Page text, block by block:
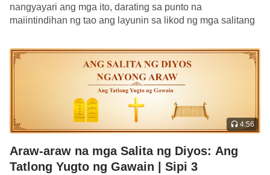
ng Diyos, at hindi tayo tatanggap ng masama?”
talagang hindi sila natitinag, o hindi nagbabago ang
ang pagiging matuwid ni Job ayon sa kanyang mga
salita. Ang pangunahing impresyon na ibinibigay ni
Job sa mga tao sa panahon ng kanyang paghihirap
sa mga pagsubok ay ang hindi siya natakot o
nagyabang. Hindi nakikita ng mga tao ang mga
kuwento sa likod ng kanyang pag-uugali na
nagmula sa kaibuturan ng kanyang puso, at hindi
nangyayari ang mga ito, darating sa punto na
maiintindihan ng tao ang layunin sa likod ng mga salitang
4:56
Araw-araw na mga Salita ng Diyos: Ang
Tatlong Yugto ng Gawain | Sipi 3